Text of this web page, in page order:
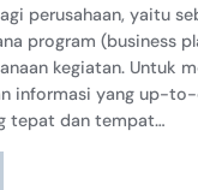
perusahaan, yaitu
program (business
kegiatan. Untuk
informasi yang up-
tepat dan tempat…